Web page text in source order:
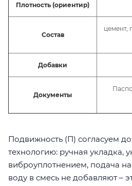
Плотность (ориентир)
Состав
цемент,
Добавки
Документы
Подвижность (П) согласуем
технологию: ручная укладка,
виброуплотнением, подача
воду в смесь не добавляют –